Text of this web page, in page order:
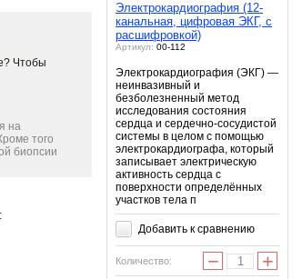
Чтобы
на
того
биопсии
Электрокардиография (12-
канальная, цифровая ЭКГ, с
расшифровкой)
Артикул: 00-112
Электрокардиография (ЭКГ) —
неинвазивный и
безболезненный метод
исследования состояния
сердца и сердечно-сосудистой
системы в целом с помощью
электрокардиографа, который
записывает электрическую
активность сердца с
поверхности определённых
участков тела п
Добавить к сравнению
Количество: − +